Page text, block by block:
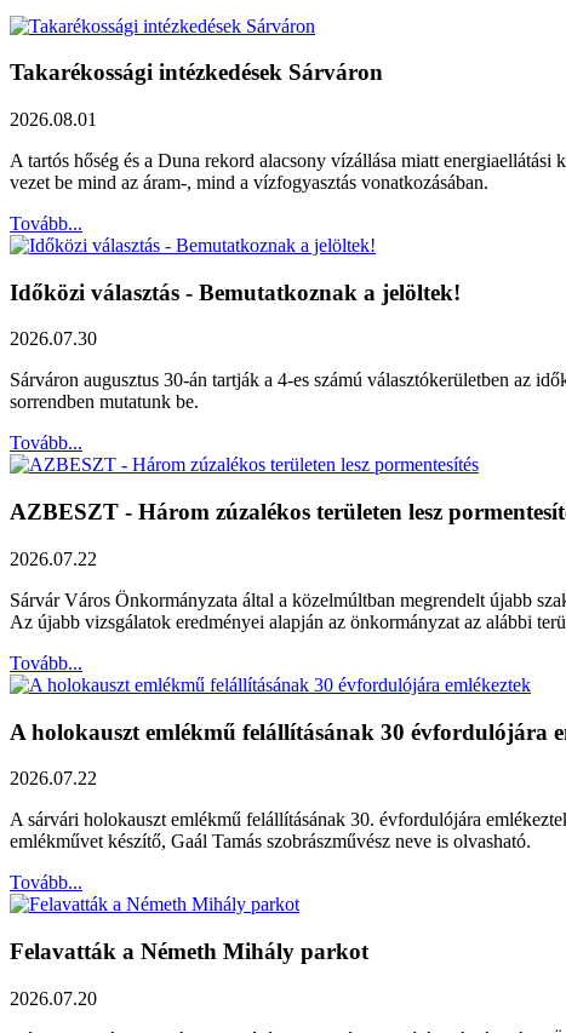
Takarékossági intézkedések Sárváron
2026.08.01
A tartós hőség és a Duna rekord alacsony vízállása miatt
vezet be mind az áram-, mind a vízfogyasztás vonatkozásában.
Tovább...
Időközi választás - Bemutatkoznak a jelöltek!
2026.07.30
Sárváron augusztus 30-án tartják a 4-es számú választókerületben az
sorrendben mutatunk be.
Tovább...
AZBESZT - Három zúzalékos területen lesz
2026.07.22
Sárvár Város Önkormányzata által a közelmúltban megrendelt újabb
Az újabb vizsgálatok eredményei alapján az önkormányzat az alábbi
Tovább...
A holokauszt emlékmű felállításának 30 évfordulójára
2026.07.22
A sárvári holokauszt emlékmű felállításának 30. évfordulójára
emlékművet készítő, Gaál Tamás szobrászművész neve is olvasható.
Tovább...
Felavatták a Németh Mihály parkot
2026.07.20